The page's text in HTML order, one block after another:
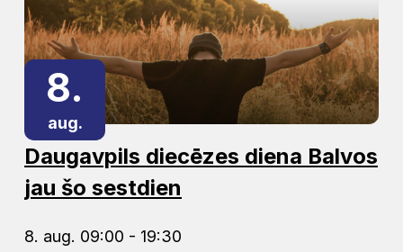
8.
aug.
Daugavpils diecēzes diena Balvos
jau šo sestdien
8. aug. 09:00 - 19:30